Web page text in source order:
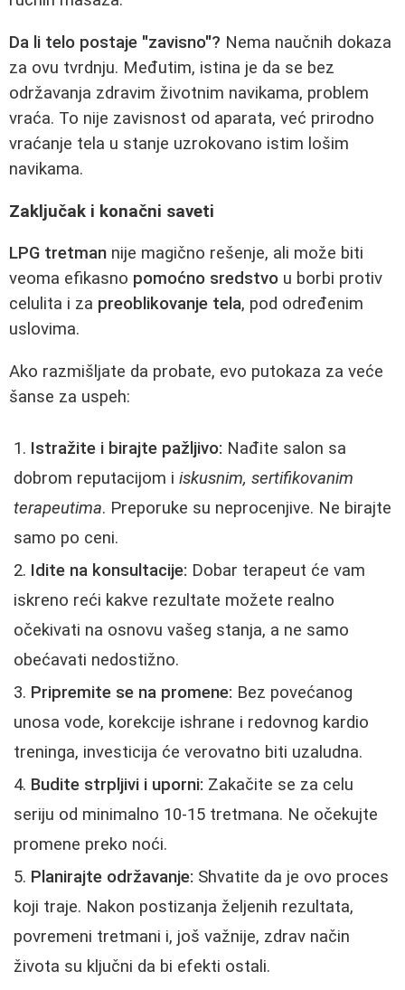
Da li telo postaje "zavisno"? Nema naučnih dokaza
za ovu tvrdnju. Međutim, istina je da se bez
održavanja zdravim životnim navikama, problem
vraća. To nije zavisnost od aparata, već prirodno
vraćanje tela u stanje uzrokovano istim lošim
navikama.
Zaključak i konačni saveti
LPG tretman nije magično rešenje, ali može biti
veoma efikasno pomoćno sredstvo u borbi protiv
celulita i za preoblikovanje tela, pod određenim
uslovima.
Ako razmišljate da probate, evo putokaza za veće
šanse za uspeh:
Istražite i birajte pažljivo: Nađite salon sa
dobrom reputacijom i iskusnim, sertifikovanim
terapeutima. Preporuke su neprocenjive. Ne birajte
samo po ceni.
Idite na konsultacije: Dobar terapeut će vam
iskreno reći kakve rezultate možete realno
očekivati na osnovu vašeg stanja, a ne samo
obećavati nedostižno.
Pripremite se na promene: Bez povećanog
unosa vode, korekcije ishrane i redovnog kardio
treninga, investicija će verovatno biti uzaludna.
Budite strpljivi i uporni: Zakačite se za celu
seriju od minimalno 10-15 tretmana. Ne očekujte
promene preko noći.
Planirajte održavanje: Shvatite da je ovo proces
koji traje. Nakon postizanja željenih rezultata,
povremeni tretmani i, još važnije, zdrav način
života su ključni da bi efekti ostali.